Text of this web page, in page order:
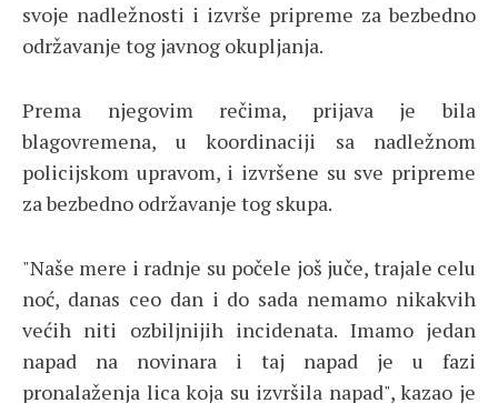
svoje nadležnosti i izvrše pripreme za bezbedno
održavanje tog javnog okupljanja.
Prema njegovim rečima, prijava je bila
blagovremena, u koordinaciji sa nadležnom
policijskom upravom, i izvršene su sve pripreme
za bezbedno održavanje tog skupa.
"Naše mere i radnje su počele još juče, trajale celu
noć, danas ceo dan i do sada nemamo nikakvih
većih niti ozbiljnijih incidenata. Imamo jedan
napad na novinara i taj napad je u fazi
pronalaženja lica koja su izvršila napad", kazao je